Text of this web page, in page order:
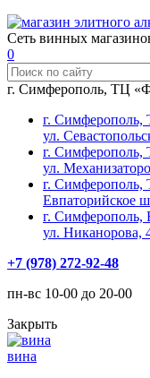
Сеть винных
0
г. Симферополь, ТЦ
г.
ул.
г.
ул.
г.
Евпаторийское
г. Симферополь,
ул. Никанорова,
+7 (978) 272-92-48
пн-вс 10-00 до 20-00
Закрыть
вина